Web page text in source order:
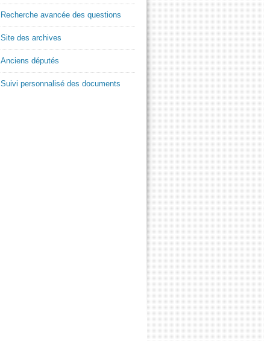
Recherche avancée des questions
Site des archives
Anciens députés
Suivi personnalisé des documents